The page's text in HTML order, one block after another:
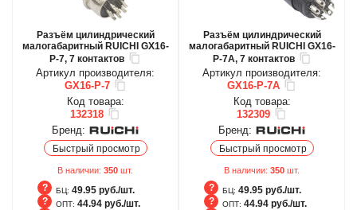
Разъём цилиндрический
малогабаритный RUICHI GX16-
P-7, 7 контактов
Артикул производителя:
GX16-P-7
Код товара:
132318
Бренд:
Быстрый просмотр
В наличии: 350 шт.
БЦ: 49.95 руб./шт.
ОПТ: 44.94 руб./шт.
Разъём цилиндрический
малогабаритный RUICHI GX16-
P-7A, 7 контактов
Артикул производителя:
GX16-P-7A
Код товара:
132309
Бренд:
Быстрый просмотр
В наличии: 350 шт.
БЦ: 49.95 руб./шт.
ОПТ: 44.94 руб./шт.